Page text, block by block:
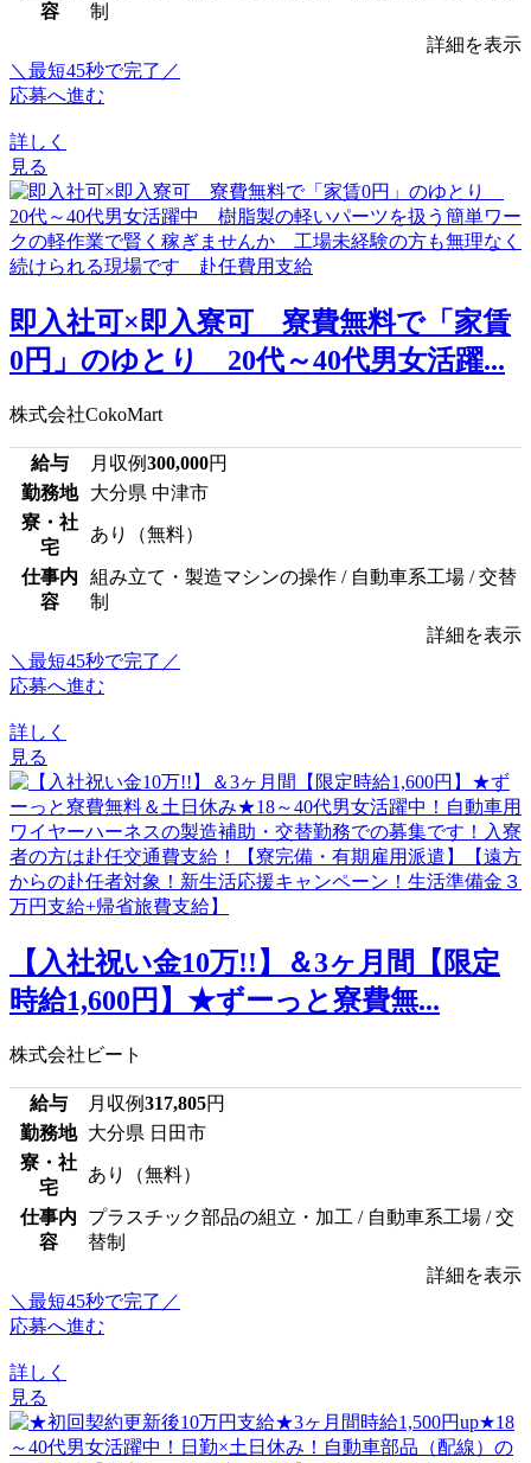
容
制
詳細を表示
＼最短45秒で完了／
応募へ進む
詳しく
見る
即入社可×即入寮可 寮費無料で「家賃
0円」のゆとり 20代～40代男女活躍...
株式会社CokoMart
給与 月収例300,000円
勤務地
大分県 中津市
寮・社
宅
あり（無料）
仕事内
容
組み立て・製造マシンの操作 / 自動車系工場 / 交替
制
詳細を表示
＼最短45秒で完了／
応募へ進む
詳しく
見る
【入社祝い金10万!!】＆3ヶ月間【限定
時給1,600円】★ずーっと寮費無...
株式会社ビート
給与 月収例317,805円
勤務地
大分県 日田市
寮・社
宅
あり（無料）
仕事内
容
プラスチック部品の組立・加工 / 自動車系工場 / 交
替制
詳細を表示
＼最短45秒で完了／
応募へ進む
詳しく
見る